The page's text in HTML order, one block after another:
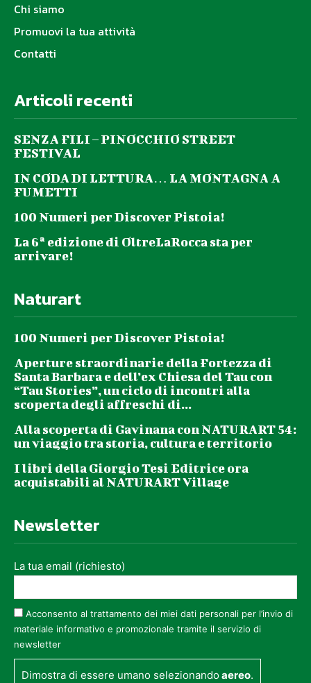
Chi siamo
Promuovi la tua attività
Contatti
Articoli recenti
SENZA FILI – PINOCCHIO STREET
FESTIVAL
IN CODA DI LETTURA… LA MONTAGNA A
FUMETTI
100 Numeri per Discover Pistoia!
La 6ª edizione di OltreLaRocca sta per
arrivare!
Naturart
100 Numeri per Discover Pistoia!
Aperture straordinarie della Fortezza di
Santa Barbara e dell’ex Chiesa del Tau con
“Tau Stories”, un ciclo di incontri alla
scoperta degli affreschi di...
Alla scoperta di Gavinana con NATURART 54:
un viaggio tra storia, cultura e territorio
I libri della Giorgio Tesi Editrice ora
acquistabili al NATURART Village
Newsletter
La tua email (richiesto)
Acconsento al trattamento dei miei dati personali per l’invio di
materiale informativo e promozionale tramite il servizio di
newsletter
Dimostra di essere umano selezionandoaereo.